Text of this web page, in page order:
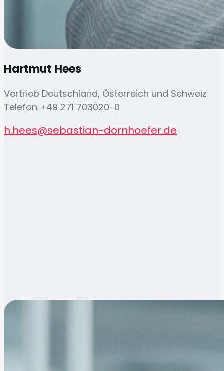
Hartmut Hees
Vertrieb Deutschland, Österreich und Schweiz
Telefon +49 271 703020-0
h.hees@sebastian-dornhoefer.de